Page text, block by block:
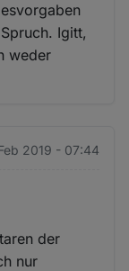
Igitt,
weder
2019 - 07:44
der
nur